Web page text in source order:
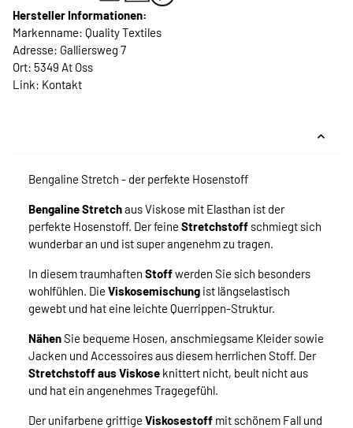
Hersteller Informationen:
Markenname: Quality Textiles
Adresse: Galliersweg 7
Ort: 5349 At Oss
Link: Kontakt
Bengaline Stretch - der perfekte Hosenstoff
Bengaline Stretchaus Viskose mit Elasthan ist der
perfekte Hosenstoff. Der feine Stretchstoff schmiegt sich
wunderbar an und ist super angenehm zu tragen.
In diesem traumhaften Stoffwerden Sie sich besonders
wohlfühlen. Die Viskosemischung ist längselastisch
gewebt und hat eine leichte Querrippen-Struktur.
NähenSie bequeme Hosen, anschmiegsame Kleider sowie
Jacken und Accessoires aus diesem herrlichen Stoff. Der
Stretchstoff aus Viskose knittert nicht, beult nicht aus
und hat ein angenehmes Tragegefühl.
Der unifarbene griffige Viskosestoff mit schönem Fall und